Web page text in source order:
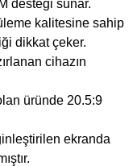
desteği sunar.
kalitesine sahip
dikkat çeker.
cihazın
üründe 20.5:9
ekranda